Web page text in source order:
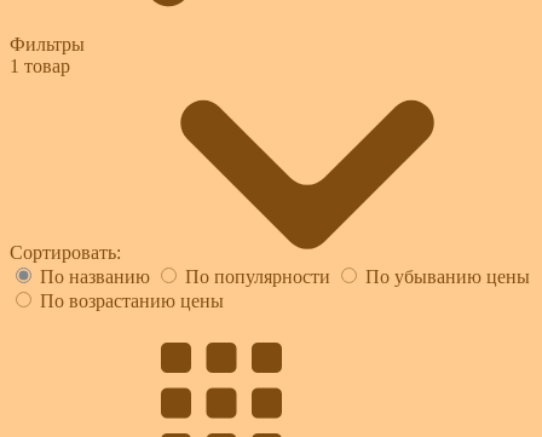
Фильтры
1 товар
Сортировать:
По названию
По популярности
По убыванию цены
По возрастанию цены